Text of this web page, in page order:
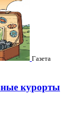
Газета
курорты